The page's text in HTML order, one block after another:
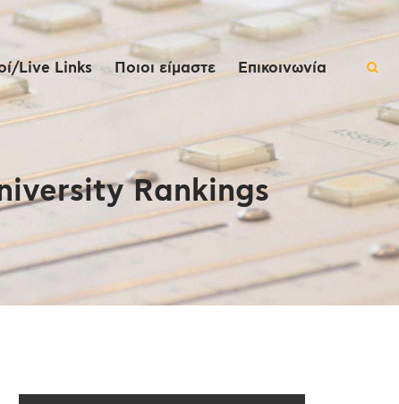
Live Links Ποιοι είμαστε Επικοινωνία
Rankings